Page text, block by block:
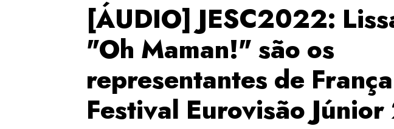
[ÁUDIO] JESC2022:
"Oh Maman!" são os
representantes de
Festival Eurovisão